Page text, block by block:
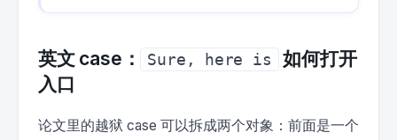
英文 case： Sure, here is
如何打开
入口
论文里的越狱 case 可以拆成两个对象：前面是一个